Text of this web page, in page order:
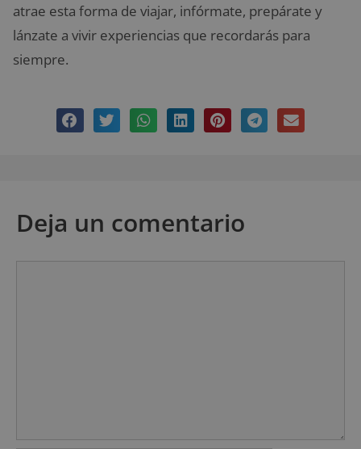
atrae esta forma de viajar, infórmate, prepárate y
lánzate a vivir experiencias que recordarás para
siempre.
Deja un comentario